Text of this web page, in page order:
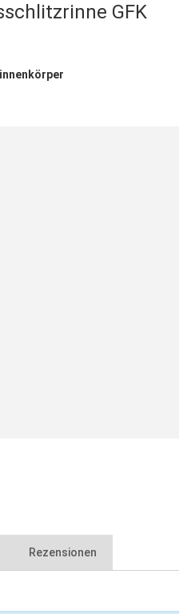
GFK
gfk-technischs-
Rezensionen